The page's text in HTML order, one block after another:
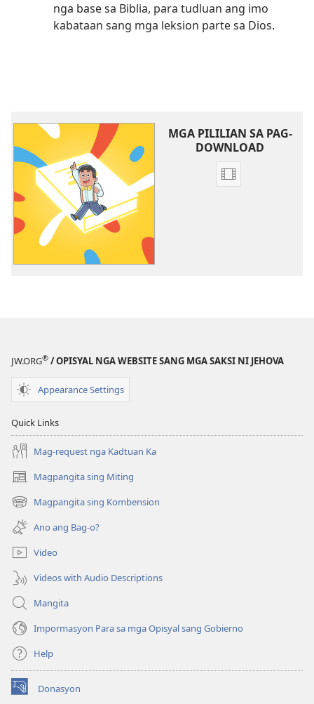
nga base sa Biblia, para tudluan ang imo
kabataan sang mga leksion parte sa Dios.
MGA PILILIAN SA PAG-
DOWNLOAD
Mga
ni
JW.ORG® / OPISYAL NGA WEBSITE SANG MGA SAKSI NI JEHOVA
Appearance Settings
Quick Links
Mag-request nga Kadtuan Ka
Magpangita sing Miting
(opens
new
window)
Magpangita sing Kombension
(opens
new
window)
Ano ang Bag-o?
Video
Videos with Audio Descriptions
Mangita
Impormasyon Para sa mga Opisyal sang Gobierno
Help
Donasyon
(opens